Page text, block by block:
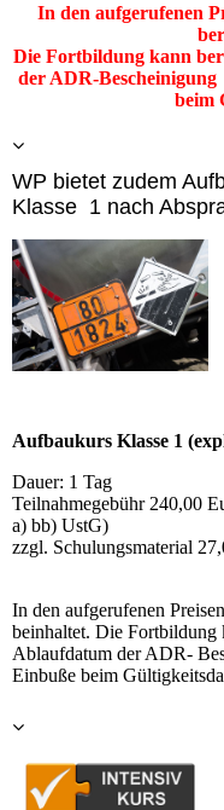
In den aufgerufenen
Die Fortbildung kann
der ADR-
beim
WP bietet zudem
Klasse 1 nach
Aufbaukurs Klasse 1
Dauer: 1 Tag
Teilnahmegebühr 240,00
a) bb) UstG)
zzgl. Schulungsmaterial
In den aufgerufenen
beinhaltet. Die Fortbildung
Ablaufdatum der ADR-
Einbuße beim